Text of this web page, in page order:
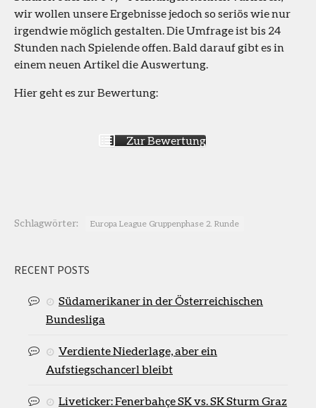
wir wollen unsere Ergebnisse jedoch so seriös wie nur
irgendwie möglich gestalten. Die Umfrage ist bis 24
Stunden nach Spielende offen. Bald darauf gibt es in
einem neuen Artikel die Auswertung.
Hier geht es zur Bewertung:
Zur Bewertung
Schlagwörter: Europa League Gruppenphase 2. Runde
RECENT POSTS
Südamerikaner in der Österreichischen
Bundesliga
Verdiente Niederlage, aber ein
Aufstiegschancerl bleibt
Liveticker: Fenerbahçe SK vs. SK Sturm Graz